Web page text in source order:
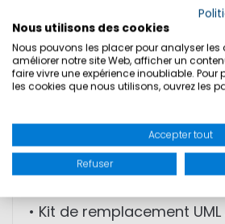
45 g
Remarque :
Nous proposons
d’entretien pour votre
doute, veuillez contacter :
info@marinestore.de
• Kit de remplacement
Nous utilisons des cookies
Nous pouvons les placer pour analyser les
améliorer notre site Web, afficher un
faire vivre une expérience inoubliable.
les cookies que nous utilisons, ouvrez les
Accepter tout
Refuser